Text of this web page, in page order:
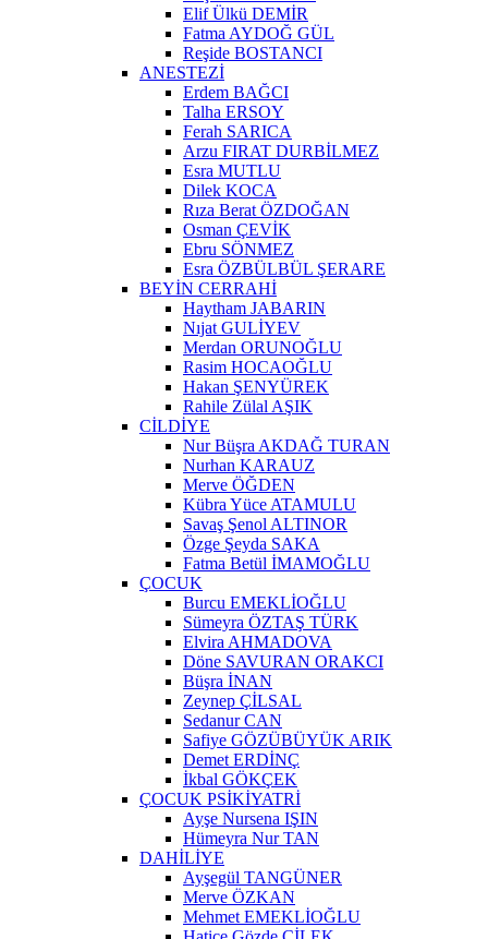
Elif Ülkü DEMİR
Fatma AYDOĞ GÜL
Reşide BOSTANCI
ANESTEZİ
Erdem BAĞCI
Talha ERSOY
Ferah SARICA
Arzu FIRAT DURBİLMEZ
Esra MUTLU
Dilek KOCA
Rıza Berat ÖZDOĞAN
Osman ÇEVİK
Ebru SÖNMEZ
Esra ÖZBÜLBÜL ŞERARE
BEYİN CERRAHİ
Haytham JABARIN
Nıjat GULİYEV
Merdan ORUNOĞLU
Rasim HOCAOĞLU
Hakan ŞENYÜREK
Rahile Zülal AŞIK
CİLDİYE
Nur Büşra AKDAĞ TURAN
Nurhan KARAUZ
Merve ÖĞDEN
Kübra Yüce ATAMULU
Savaş Şenol ALTINOR
Özge Şeyda SAKA
Fatma Betül İMAMOĞLU
ÇOCUK
Burcu EMEKLİOĞLU
Sümeyra ÖZTAŞ TÜRK
Elvira AHMADOVA
Döne SAVURAN ORAKCI
Büşra İNAN
Zeynep ÇİLSAL
Sedanur CAN
Safiye GÖZÜBÜYÜK ARIK
Demet ERDİNÇ
İkbal GÖKÇEK
ÇOCUK PSİKİYATRİ
Ayşe Nursena IŞIN
Hümeyra Nur TAN
DAHİLİYE
Ayşegül TANGÜNER
Merve ÖZKAN
Mehmet EMEKLİOĞLU